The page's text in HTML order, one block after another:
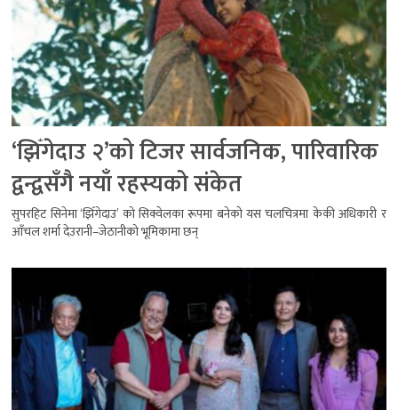
‘झिँगेदाउ २’को टिजर सार्वजनिक, पारिवारिक
द्वन्द्वसँगै नयाँ रहस्यको संकेत
सुपरहिट सिनेमा ‘झिँगेदाउ’ को सिक्वेलका रूपमा बनेको यस चलचित्रमा केकी अधिकारी र
आँचल शर्मा देउरानी–जेठानीको भूमिकामा छन्